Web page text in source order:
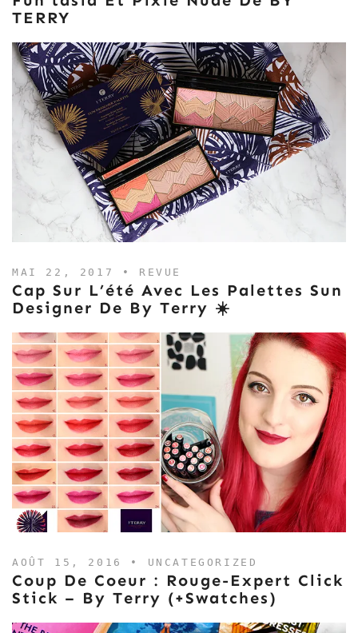
TERRY
MAI 22, 2017 • REVUE
Cap Sur L’été Avec Les Palettes Sun
Designer De By Terry ☀️
AOÛT 15, 2016 • UNCATEGORIZED
Coup De Coeur : Rouge-Expert Click
Stick – By Terry (+swatches)